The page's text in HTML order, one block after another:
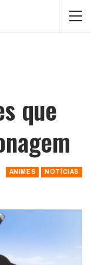
que
ANIMES NOTÍCIAS